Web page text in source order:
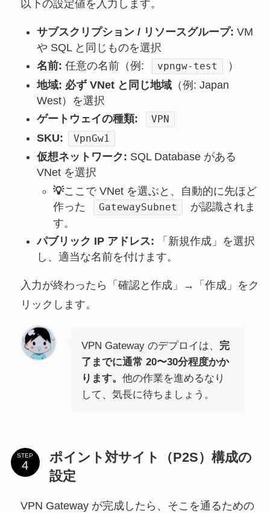
以下の設定値を入力します。
サブスクリプション / リソースグループ: VM
や SQL と同じものを選択
名前: 任意の名前（例: vpngw-test
）
地域: 必ず VNet と同じ地域（例: Japan
West）を選択
ゲートウェイの種類:
VPN
SKU: VpnGw1
仮想ネットワーク: SQL Database がある
VNet を選択
💡ここで VNet を選ぶと、自動的に先ほど
作った
GatewaySubnet
が認識されま
す。
パブリック IP アドレス: 「新規作成」を選択
し、適当な名前を付けます。
入力が終わったら「確認と作成」→「作成」をク
リックします。
VPN Gateway のデプロイは、 完
了までに通常 20〜30分程度かか
ります。 他の作業を進めるなり
して、気長に待ちましょう。
STEP
ポイント対サイト（P2S）構成の
設定
VPN Gateway が完成したら、そこを通るための